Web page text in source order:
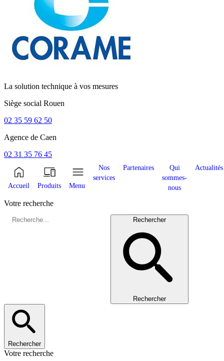
La solution technique à vos mesures
Siège social Rouen
02 35 59 62 50
Agence de Caen
02 31 35 76 45
Accueil Produits Menu
Nos
services
Partenaires
Qui
sommes-
nous
Actualités
Votre recherche
Rechercher
Rechercher
Rechercher
Votre recherche